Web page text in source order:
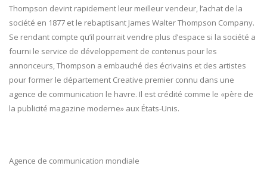
Thompson devint rapidement leur meilleur vendeur, l’achat de la
société en 1877 et le rebaptisant James Walter Thompson Company.
Se rendant compte qu’il pourrait vendre plus d’espace si la société a
fourni le service de développement de contenus pour les
annonceurs, Thompson a embauché des écrivains et des artistes
pour former le département Creative premier connu dans une
agence de communication le havre. Il est crédité comme le «père de
la publicité magazine moderne» aux États-Unis.
Agence de communication mondiale